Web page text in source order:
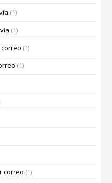
(1)
(1)
correo (1)
(1)
correo (1)